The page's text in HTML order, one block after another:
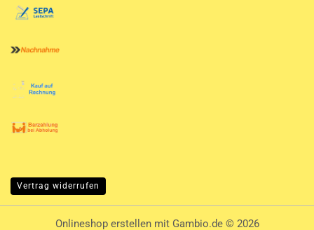
Vertrag widerrufen
Onlineshop erstellenmit Gambio.de © 2026